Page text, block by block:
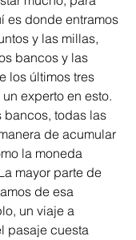
es donde entramos
y las millas,
bancos y las
los últimos tres
experto en esto.
bancos, todas las
de acumular
la moneda
mayor parte de
de esa
un viaje a
pasaje cuesta